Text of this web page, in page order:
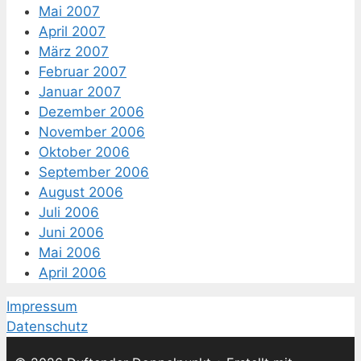
Mai 2007
April 2007
März 2007
Februar 2007
Januar 2007
Dezember 2006
November 2006
Oktober 2006
September 2006
August 2006
Juli 2006
Juni 2006
Mai 2006
April 2006
Impressum
Datenschutz